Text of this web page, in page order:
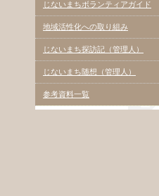
じないまちボランティアガイド
地域活性化への取り組み
じないまち探訪記（管理人）
じないまち随想（管理人）
参考資料一覧